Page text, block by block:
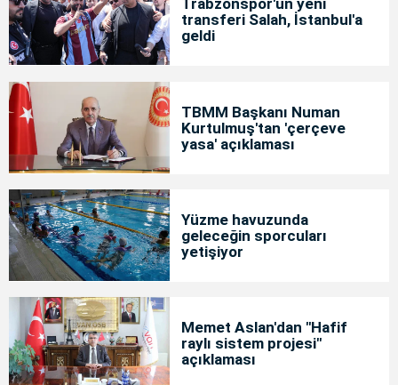
Trabzonspor'un yeni
transferi Salah, İstanbul'a
geldi
TBMM Başkanı Numan
Kurtulmuş'tan 'çerçeve
yasa' açıklaması
Yüzme havuzunda
geleceğin sporcuları
yetişiyor
Memet Aslan'dan "Hafif
raylı sistem projesi"
açıklaması